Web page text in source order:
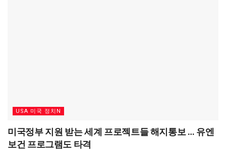
USA 미국 정치N
미국정부 지원 받는 세계 프로젝트들 해지통보 … 유엔
보건 프로그램도 타격